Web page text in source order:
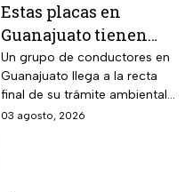
Estas placas en
Guanajuato tienen
hasta el 31 de agosto
2026 para realizar la
verificación
vehicular o habrá
Un grupo de conductores en
Guanajuato llega a la recta
final de su trámite ambiental
semestral. El descuido cuesta
03 agosto, 2026